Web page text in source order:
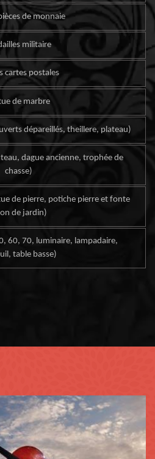
de monnaie
militaire
cartes postales
de marbre
dépareillés, theillere, plateau)
dague ancienne, trophée de
chasse)
de pierre, potiche pierre et fonte
de jardin)
60, 70, luminaire, lampadaire,
table basse)